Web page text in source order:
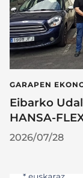
GARAPEN
Eibarko
HANSA-
2026/07/28